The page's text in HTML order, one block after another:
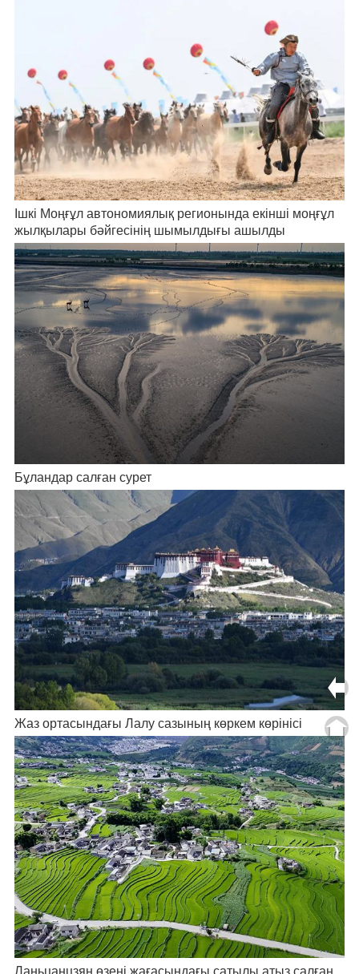
Ішкі Моңғұл автономиялық регионында екінші моңғұл
жылқылары бәйгесінің шымылдығы ашылды
Бұландар салған сурет
Жаз ортасындағы Лалу сазының көркем көрінісі
Ланьцанцзян өзені жағасындағы сатылы атыз салған